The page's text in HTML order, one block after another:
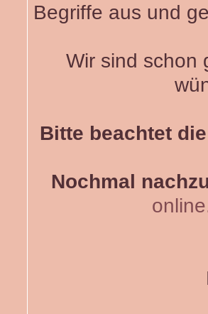
Begriffe aus und
Wir sind schon
Bitte beachtet
Nochmal